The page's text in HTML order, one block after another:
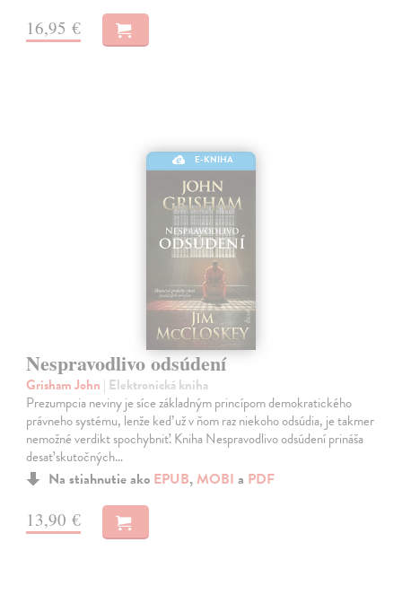
16,95 €
E-KNIHA
Nespravodlivo odsúdení
Grisham John | Elektronická kniha
Prezumpcia neviny je síce základným princípom demokratického
právneho systému, lenže keď už v ňom raz niekoho odsúdia, je takmer
nemožné verdikt spochybniť. Kniha Nespravodlivo odsúdení prináša
desať skutočných…
Na stiahnutie ako EPUB, MOBI a PDF
13,90 €